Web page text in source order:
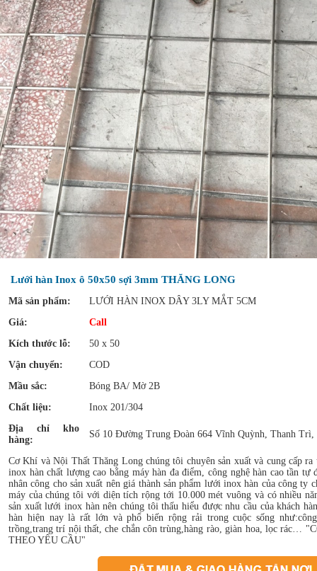
Lưới hàn Inox ô 50x50 sợi 3mm THĂNG LONG
Mã sản phẩm:
LƯỚI HÀN INOX DÂY 3LY MẮT 5CM
Giá:
Call
Kích thước lỗ:
50 x 50
Vận chuyển:
COD
Mầu sắc:
Bóng BA/ Mờ 2B
Chất liệu:
Inox 201/304
Địa chỉ kho
hàng:
Số 10 Đường Trung Đoàn 664 Vĩnh Quỳnh, Thanh Trì,
Cơ Khí và Nội Thất Thăng Long chúng tôi chuyên sản xuất và cung cấp
inox hàn chất lượng cao bằng máy hàn đa điểm, công nghệ hàn cao tần
nhân công cho sản xuất nên giá thành sản phẩm lưới inox hàn của công ty
máy của chúng tôi với diện tích rộng tới 10.000 mét vuông và có nhiều
sản xuất lưới inox hàn nên chúng tôi thấu hiểu được nhu cầu của khách
hàn hiện nay là rất lớn và phổ biến rộng rải trong cuộc sống
trồng,trang trí nội thất, che chắn côn trùng,hàng rào, giàn hoa, lọc rác…
THEO YÊU CẦU"